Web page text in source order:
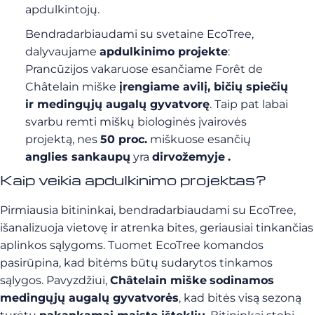
apdulkintojų.
Bendradarbiaudami su svetaine EcoTree,
dalyvaujame apdulkinimo projekte:
Prancūzijos vakaruose esančiame Forêt de
Châtelain miške įrengiame avilį, bičių spiečių
ir medingųjų augalų gyvatvorę. Taip pat labai
svarbu remti miškų biologinės įvairovės
projektą, nes 50 proc.miškuose esančių
anglies sankaupų yra dirvožemyje .
Kaip veikia apdulkinimo projektas?
Pirmiausia bitininkai, bendradarbiaudami su EcoTree,
išanalizuoja vietovę ir atrenka bites, geriausiai tinkančias
aplinkos sąlygoms. Tuomet EcoTree komandos
pasirūpina, kad bitėms būtų sudarytos tinkamos
sąlygos. Pavyzdžiui, Châtelain miške sodinamos
medingųjų augalų gyvatvorės, kad bitės visą sezoną